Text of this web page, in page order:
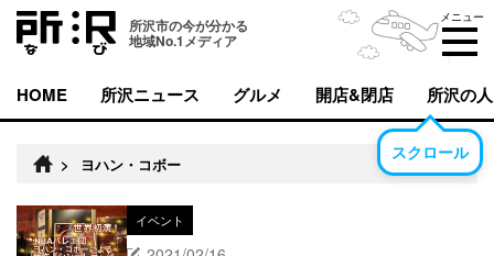
所沢市の今が分かる
地域No.1メディア
メニュー
HOME 所沢ニュース グルメ 開店&閉店 所沢の人
スクロール
> ヨハン・コボー
イベント